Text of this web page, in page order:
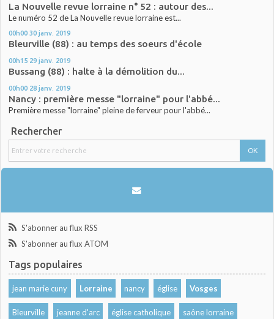
La Nouvelle revue lorraine n° 52 : autour des...
Le numéro 52 de La Nouvelle revue lorraine est...
00h00 30 janv. 2019
Bleurville (88) : au temps des soeurs d'école
00h15 29 janv. 2019
Bussang (88) : halte à la démolition du...
00h00 28 janv. 2019
Nancy : première messe "lorraine" pour l'abbé...
Première messe "lorraine" pleine de ferveur pour l'abbé...
Rechercher
S'abonner au flux RSS
S'abonner au flux ATOM
Tags populaires
jean marie cuny Lorraine nancy église Vosges
Bleurville jeanne d'arc église catholique saône lorraine